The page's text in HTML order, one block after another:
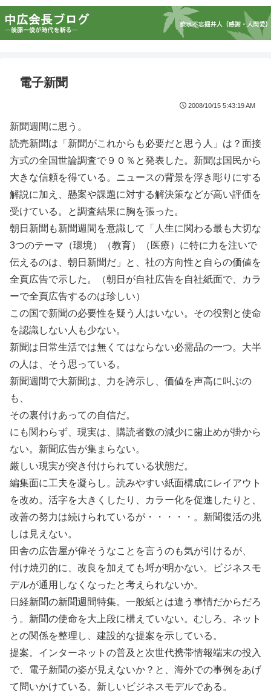
電子新聞
2008/10/15 5:43:19 AM
新聞週間に思う。
読売新聞は「新聞がこれからも必要だと思う人」は？面接
方式の全国世論調査で９０％と発表した。新聞は国民から
大きな信頼を得ている。ニュースの背景を浮き彫りにする
解説に加え、懸案や課題に対する解決策などが高い評価を
受けている。と調査結果に胸を張った。
朝日新聞も新聞週間を意識して「人生に関わる最も大切な
3つのテーマ（環境）（教育）（医療）に特に力を注いで
伝えるのは、朝日新聞だ」と、社の方向性と自らの価値を
全頁広告で示した。（朝日が自社広告を自社紙面で、カラ
ーで全頁広告するのは珍しい）
この国で新聞の必要性を疑う人はいない。その役割と使命
を認識しない人も少ない。
新聞は日常生活では無くてはならない必需品の一つ。大半
の人は、そう思っている。
新聞週間で大新聞は、力を誇示し、価値を声高に叫ぶの
も、
その裏付けあっての自信だ。
にも関わらず、現実は、購読者数の減少に歯止めが掛から
ない。新聞広告が集まらない。
厳しい現実が突き付けられている状態だ。
編集面に工夫を凝らし。読みやすい紙面構成にレイアウト
を改め。活字を大きくしたり、カラー化を促進したりと、
改善の努力は続けられているが・・・・・。新聞復活の兆
しは見えない。
田舎の広告屋が偉そうなことを言うのも気が引けるが、
付け焼刃的に、改良を加えても埒が明かない。ビジネスモ
デルが通用しなくなったと考えられないか。
日経新聞の新聞週間特集。一般紙とは違う事情だからだろ
う。新聞の使命を大上段に構えていない。むしろ、ネット
との関係を整理し、建設的な提案を示している。
提案。インターネットの普及と次世代携帯情報端末の投入
で、電子新聞の姿が見えないか？と、海外での事例をあげ
て問いかけている。新しいビジネスモデルである。